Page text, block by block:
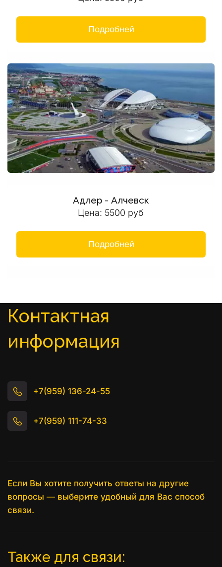
Подробней
Адлер - Алчевск
Цена: 5500 руб
Подробней
Контактная
информация
+7(959) 136-24-55
+7(959) 111-74-33
Если Вы хотите получить ответы на другие
вопросы — выберите удобный для Вас способ
связи.
Также для связи: